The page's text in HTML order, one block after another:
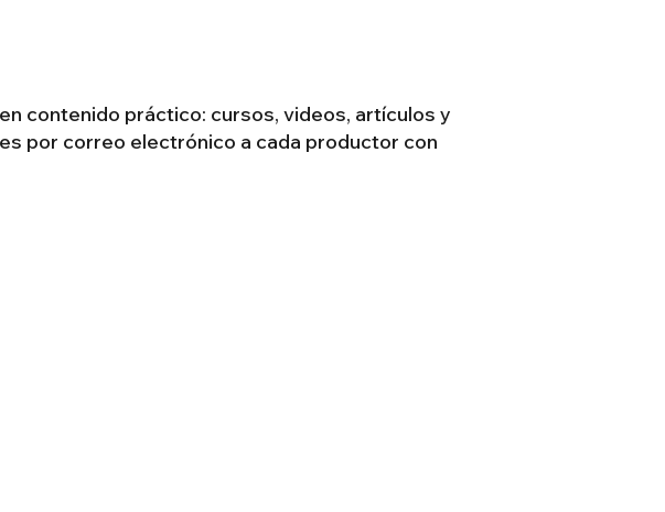
contenido práctico: cursos, videos, artículos y
por correo electrónico a cada productor con